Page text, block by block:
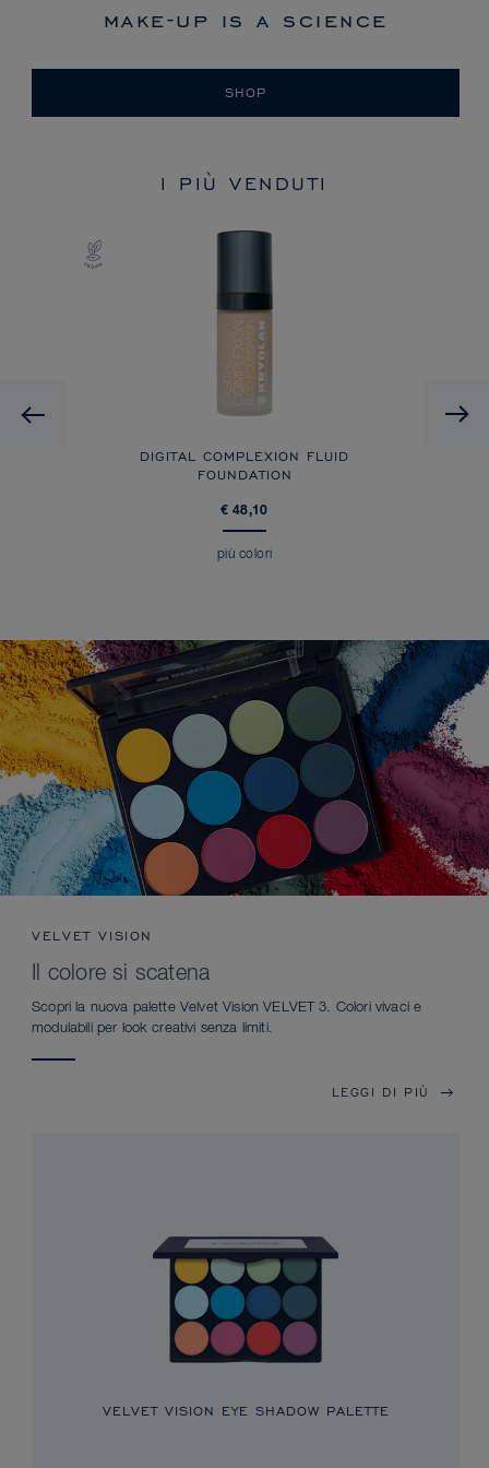
make-up is a science
SHOP
I PIÙ VENDUTI
Previous
DIGITAL COMPLEXION FLUID
FOUNDATION
€ 48,10
più colori
VELVET VISION
Il colore si scatena
Scopri la nuova palette Velvet Vision VELVET 3. Colori vivaci e
modulabili per look creativi senza limiti.
LEGGI DI PIÙ
VELVET VISION EYE SHADOW PALETTE